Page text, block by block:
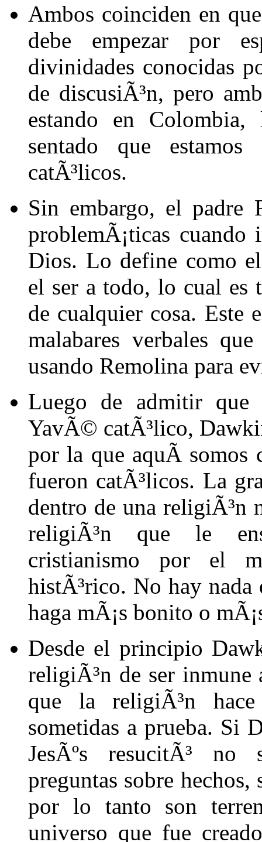
Ambos coinciden en
debe empezar por
divinidades conocidas
de discusiÃ³n, pero
estando en
sentado que
catÃ³licos.
Sin embargo, el padre
problemÃ¡ticas
Dios. Lo define como
el ser a todo, lo cual es
de cualquier cosa. Este
malabares verbales
usando Remolina para
Luego de admitir
YavÃ© catÃ³lico,
por la que aquÃ­ somos
fueron catÃ³licos. La
dentro de una religiÃ³n
religiÃ³n que le
cristianismo por el
histÃ³rico. No hay
haga mÃ¡s bonito o
Desde el principio
religiÃ³n de ser inmune
que la religiÃ³n
sometidas a prueba. Si
JesÃºs resucitÃ³ no
preguntas sobre hechos,
por lo tanto son
universo que fue